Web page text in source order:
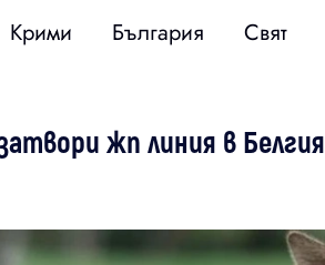
Крими България Свят
жп линия в Белгия